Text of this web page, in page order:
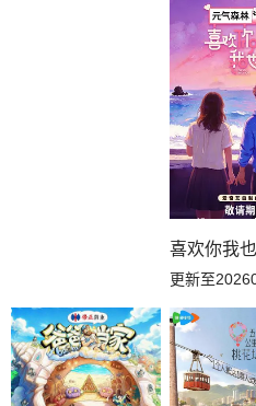
20260408
20260404
20260402加更上
20260331集结篇 20260324
喜欢你我
更新至